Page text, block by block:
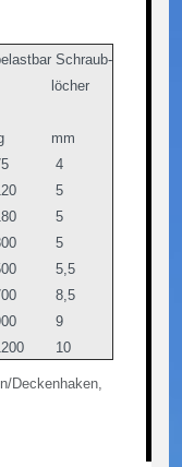
Deckenhaken,
Schraub-
löcher
mm
4
5
5
5
5,5
8,5
9
10